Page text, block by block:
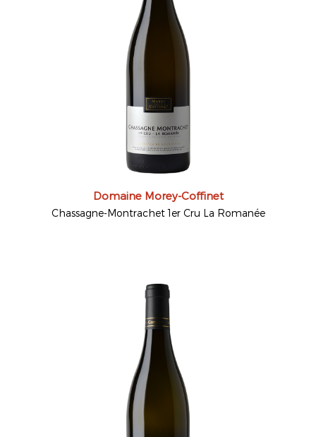
Domaine Morey-Coffinet
Chassagne-Montrachet 1er Cru La Romanée